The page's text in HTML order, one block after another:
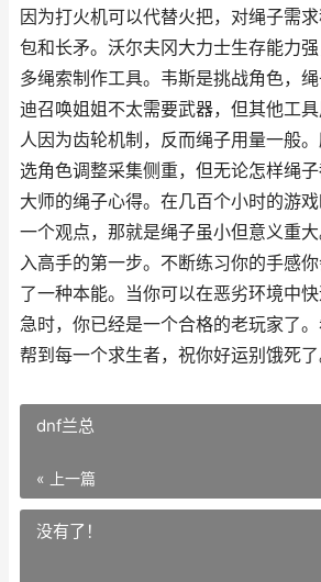
因为打火机可以代替火把，对绳子需
包和长矛。沃尔夫冈大力士生存能力
多绳索制作工具。韦斯是挑战角色，
迪召唤姐姐不太需要武器，但其他工
人因为齿轮机制，反而绳子用量一般
选角色调整采集侧重，但无论怎样绳
大师的绳子心得。在几百个小时的游
一个观点，那就是绳子虽小但意义重
入高手的第一步。不断练习你的手感
了一种本能。当你可以在恶劣环境中
急时，你已经是一个合格的老玩家了
帮到每一个求生者，祝你好运别饿死了
dnf兰总
« 上一篇
没有了！